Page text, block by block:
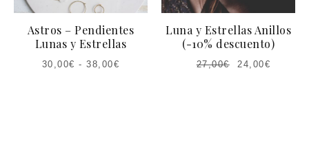
Astros – Pendientes
Lunas y Estrellas
30,00€ -38,00€
Luna y Estrellas Anillos
(-10% descuento)
27,00€ 24,00€